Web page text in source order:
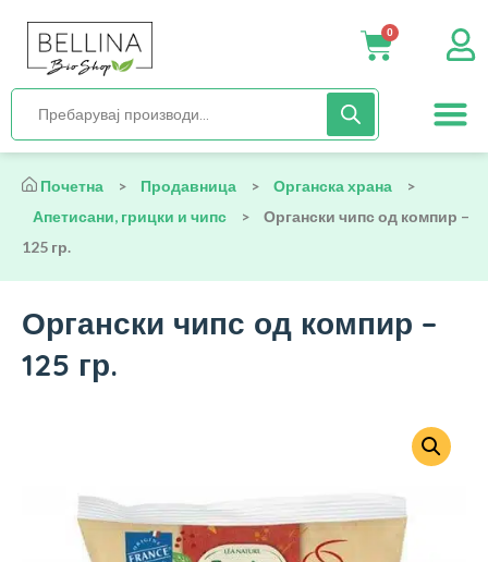
0
Почетна > Продавница > Органска храна
>
Апетисани, грицки и чипс
>
Органски чипс од компир –
125 гр.
Органски чипс од компир –
125 гр.